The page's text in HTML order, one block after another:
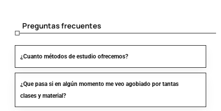
Preguntas frecuentes
¿Cuanto métodos de estudio ofrecemos?
¿Que pasa si en algún momento me veo agobiado por tantas
clases y material?